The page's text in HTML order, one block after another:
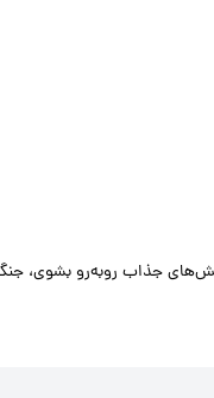
جذاب روبه‌رو بشوی،